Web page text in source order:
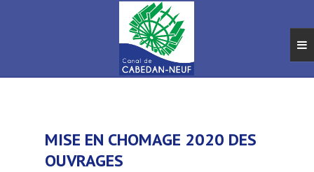
MISE EN CHOMAGE 2020 DES
OUVRAGES